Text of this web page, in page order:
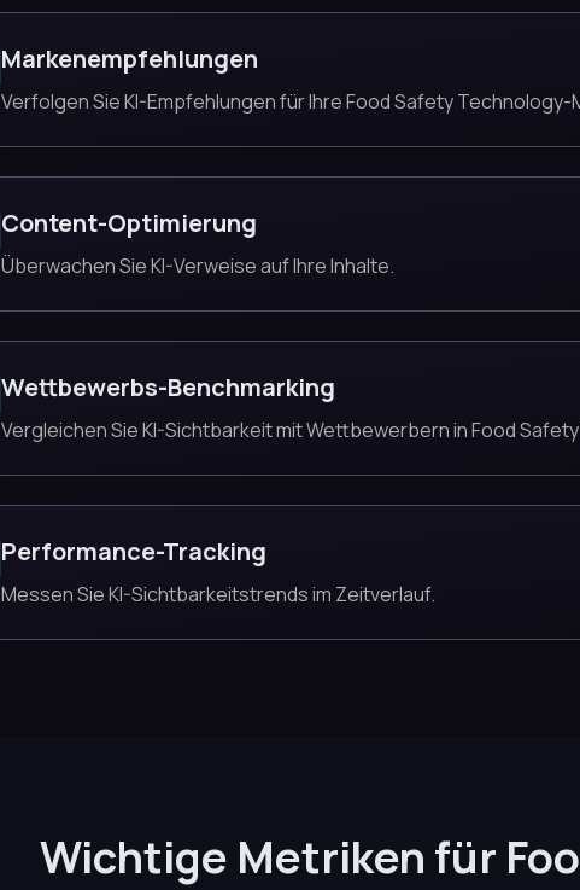
Markenempfehlungen
Verfolgen Sie KI-Empfehlungen für Ihre Food Safety Technology-
Content-Optimierung
Überwachen Sie KI-Verweise auf Ihre Inhalte.
Wettbewerbs-Benchmarking
Vergleichen Sie KI-Sichtbarkeit mit Wettbewerbern in Food
Performance-Tracking
Messen Sie KI-Sichtbarkeitstrends im Zeitverlauf.
Wichtige Metriken für